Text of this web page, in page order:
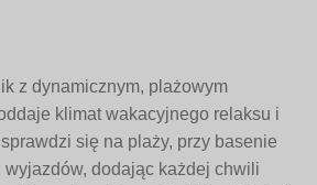
z dynamicznym, plażowym
klimat wakacyjnego relaksu i
się na plaży, przy basenie
dodając każdej chwili